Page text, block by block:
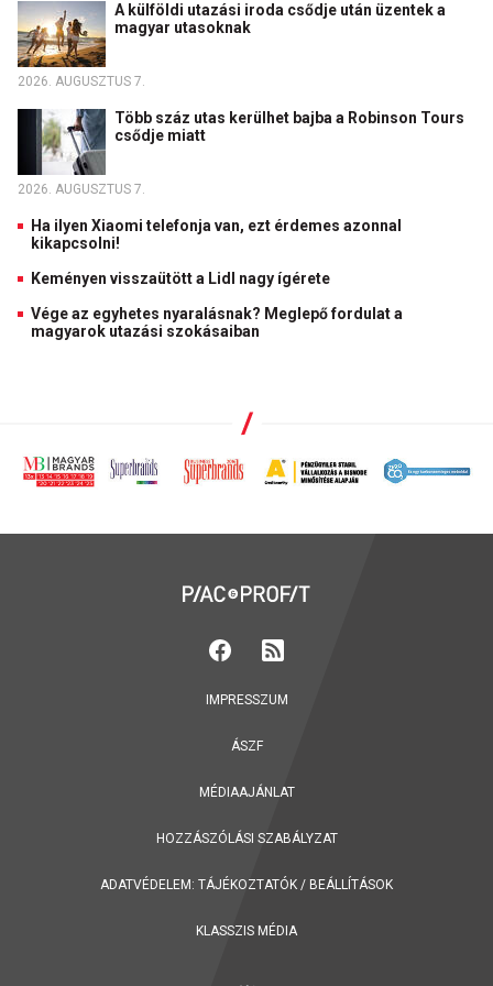
A külföldi utazási iroda csődje után üzentek a
magyar utasoknak
2026. AUGUSZTUS 7.
Több száz utas kerülhet bajba a Robinson Tours
csődje miatt
2026. AUGUSZTUS 7.
Ha ilyen Xiaomi telefonja van, ezt érdemes azonnal
kikapcsolni!
Keményen visszaütött a Lidl nagy ígérete
Vége az egyhetes nyaralásnak? Meglepő fordulat a
magyarok utazási szokásaiban
IMPRESSZUM
ÁSZF
MÉDIAAJÁNLAT
HOZZÁSZÓLÁSI SZABÁLYZAT
ADATVÉDELEM: TÁJÉKOZTATÓK / BEÁLLÍTÁSOK
KLASSZIS MÉDIA